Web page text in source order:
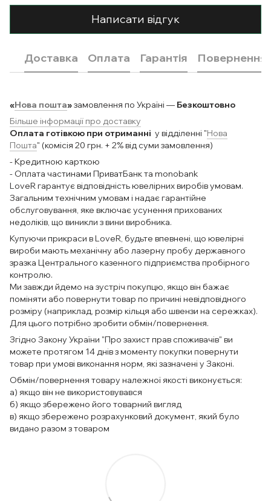
Написати відгук
Доставка Оплата Гарантія Повернення
«Нова пошта»замовлення по Україні — Безкоштовно
Більше інформації про доставку
Оплата готівкою при отриманні у відділенні "Нова
Пошта" (комісія 20 грн. + 2% від суми замовлення)
- Кредитною карткою
- Оплата частинами ПриватБанк та monobank
LoveR гарантує відповідність ювелірних виробів умовам.
Загальним технічним умовам і надає гарантійне
обслуговування, яке включає усунення прихованих
недоліків, що виникли з вини виробника.
Купуючи прикраси в LoveR, будьте впевнені, що ювелірні
вироби мають механічну або лазерну пробу державного
зразка Центрального казенного підприємства пробірного
контролю.
Ми завжди йдемо на зустріч покупцю, якщо він бажає
поміняти або повернути товар по причині невідповідного
розміру (наприклад, розмір кільця або швензи на сережках).
Для цього потрібно зробити обмін/повернення.
Згідно Закону України "Про захист прав споживачів" ви
можете протягом 14 днів з моменту покупки повернути
товар при умові виконання норм, які зазначені у Законі.
Обмін/повернення товару належної якості виконується:
а) якщо він не використовувався
б) якщо збережено його товарний вигляд
в) якщо збережено розрахунковий документ, який було
видано разом з товаром